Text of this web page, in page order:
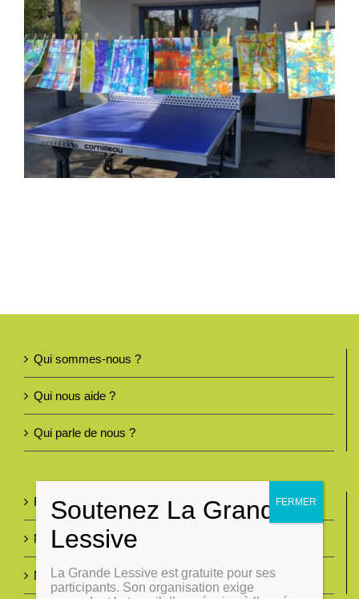
Qui sommes-nous ?
Qui nous aide ?
Qui parle de nous ?
Foire aux questions
Nous contacter
Mentions légales
La Grande Lessive est gratuite pour ses
participants. Son organisation exige